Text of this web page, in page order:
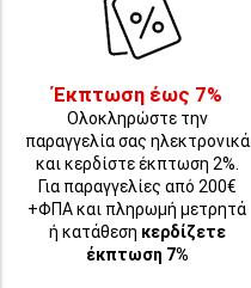
Έκπτωση έως 7%
Ολοκληρώστε την
παραγγελία σας ηλεκτρονικά
και κερδίστε έκπτωση 2%.
Για παραγγελίες από 200€
+ΦΠΑ και πληρωμή μετρητά
ή κατάθεση κερδίζετε
έκπτωση 7%